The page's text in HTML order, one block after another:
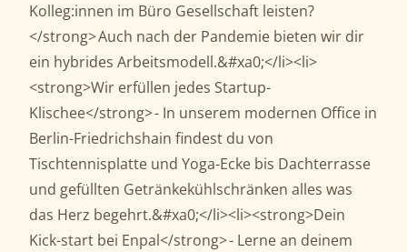
Kolleg:innen im Büro Gesellschaft leisten?
</strong> Auch nach der Pandemie bieten wir dir
ein hybrides Arbeitsmodell.&#xa0;</li><li>
<strong>Wir erfüllen jedes Startup-
Klischee</strong> - In unserem modernen Office in
Berlin-Friedrichshain findest du von
Tischtennisplatte und Yoga-Ecke bis Dachterrasse
und gefüllten Getränkekühlschränken alles was
das Herz begehrt.&#xa0;</li><li><strong>Dein
Kick-start bei Enpal</strong> - Lerne an deinem